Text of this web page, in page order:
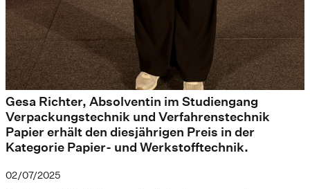
Gesa Richter, Absolventin im Studiengang
Verpackungstechnik und Verfahrenstechnik
Papier erhält den diesjährigen Preis in der
Kategorie Papier- und Werkstofftechnik.
02/07/2025